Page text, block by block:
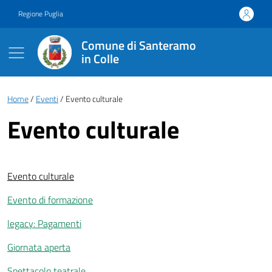
Regione Puglia
Comune di Santeramo
in Colle
Briciole di pane
Home Eventi Evento culturale
Evento culturale
Evento culturale
Evento di formazione
legacy: Pagamenti
Giornata aperta